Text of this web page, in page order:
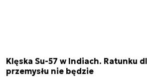
Klęska Su-57 w Indiach. Ratunku
przemysłu nie będzie